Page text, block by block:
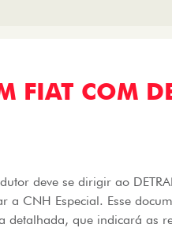
FIAT COM
deve se dirigir ao
a CNH Especial. Esse
detalhada, que indicará as